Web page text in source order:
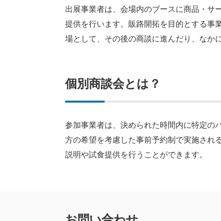
出展事業者は、会場内のブースに商品・サ
提供を行います。販路開拓を目的とする事
場として、その後の商談に進んだり、なか
個別商談会とは？
参加事業者は、決められた時間内に特定の
方の希望を考慮した事前予約制で実施され
説明や試食提供を行うことができます。